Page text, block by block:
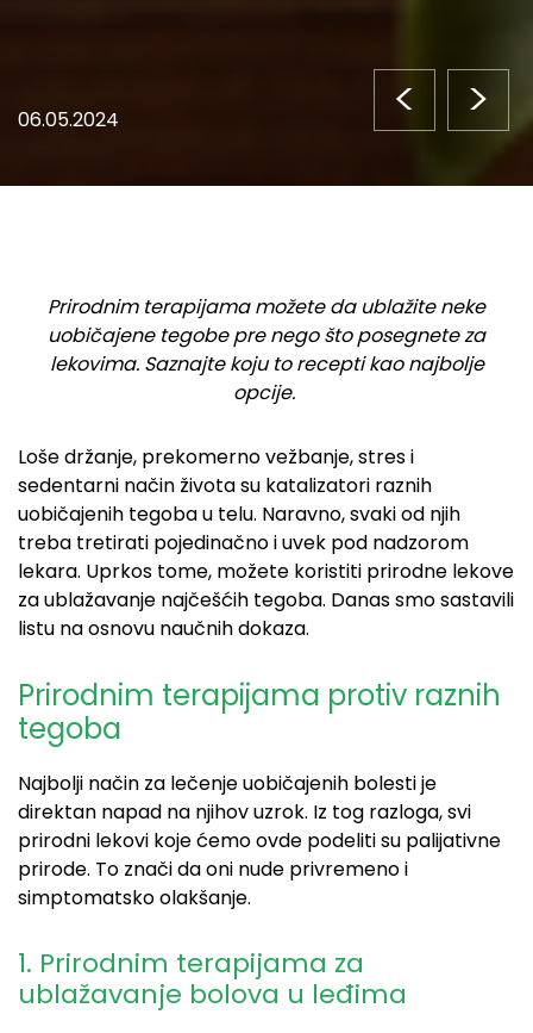
06.05.2024 < >
Prirodnim terapijama možete da ublažite neke
uobičajene tegobe pre nego što posegnete za
lekovima. Saznajte koju to recepti kao najbolje
opcije.
Loše držanje, prekomerno vežbanje, stres i
sedentarni način života su katalizatori raznih
uobičajenih tegoba u telu. Naravno, svaki od njih
treba tretirati pojedinačno i uvek pod nadzorom
lekara. Uprkos tome, možete koristiti prirodne lekove
za ublažavanje najčešćih tegoba. Danas smo sastavili
listu na osnovu naučnih dokaza.
Prirodnim terapijama protiv raznih
tegoba
Najbolji način za lečenje uobičajenih bolesti je
direktan napad na njihov uzrok. Iz tog razloga, svi
prirodni lekovi koje ćemo ovde podeliti su palijativne
prirode. To znači da oni nude privremeno i
simptomatsko olakšanje.
1. Prirodnim terapijama za
ublažavanje bolova u leđima